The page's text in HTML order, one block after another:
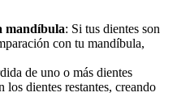
mandíbula: Si tus dientes son
con tu mandíbula,
de uno o más dientes
los dientes restantes, creando